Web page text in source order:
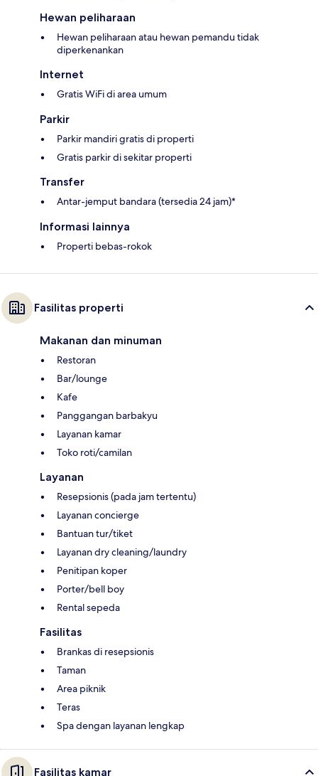
Hewan peliharaan
Hewan peliharaan atau hewan pemandu tidak
diperkenankan
Internet
Gratis WiFi di area umum
Parkir
Parkir mandiri gratis di properti
Gratis parkir di sekitar properti
Transfer
Antar-jemput bandara (tersedia 24 jam)*
Informasi lainnya
Properti bebas-rokok
Fasilitas properti
Makanan dan minuman
Restoran
Bar/lounge
Kafe
Panggangan barbakyu
Layanan kamar
Toko roti/camilan
Layanan
Resepsionis (pada jam tertentu)
Layanan concierge
Bantuan tur/tiket
Layanan dry cleaning/laundry
Penitipan koper
Porter/bell boy
Rental sepeda
Fasilitas
Brankas di resepsionis
Taman
Area piknik
Teras
Spa dengan layanan lengkap
Fasilitas kamar